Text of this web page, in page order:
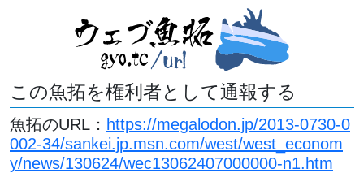
この魚拓を権利者として通報する
魚拓のURL： https://megalodon.jp/2013-0730-0
002-34/sankei.jp.msn.com/west/west_econom
y/news/130624/wec13062407000000-n1.htm